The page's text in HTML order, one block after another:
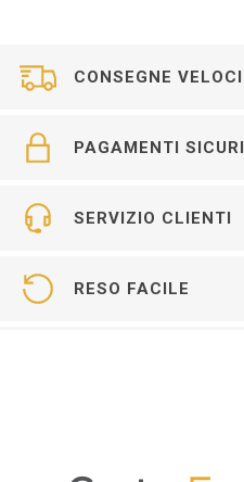
CONSEGNE VELOCI
PAGAMENTI SICURI
SERVIZIO CLIENTI
RESO FACILE